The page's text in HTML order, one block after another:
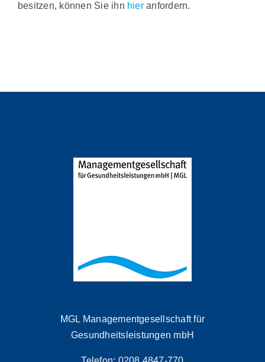
besitzen, können Sie ihn hieranfordern.
MGL Managementgesellschaft für
Gesundheitsleistungen mbH